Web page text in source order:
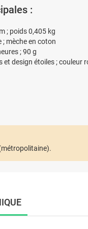
:
; poids 0,405 kg
; mèche en coton
; 90 g
et design étoiles ; couleur